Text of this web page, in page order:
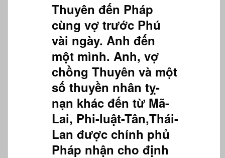
Thuyên đến Pháp
cùng vợ trước Phú
vài ngày. Anh đến
một mình. Anh, vợ
chồng Thuyên và một
số thuyền nhân tỵ-
nạn khác đến từ Mã-
Lai, Phi-luật-Tân,Thái-
Lan được chính phủ
Pháp nhận cho định